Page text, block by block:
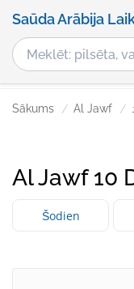
Saūda Arābija
Sākums Al Jawf
Al Jawf 10
Šodien